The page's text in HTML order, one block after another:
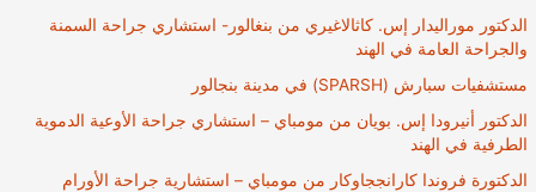
الدكتور موراليدار إس. كاثالاغيري من بنغالور- استشاري جراحة السمنة
والجراحة العامة في الهند
مستشفيات سبارش (SPARSH) في مدينة بنجالور
الدكتور أنيرودا إس. بويان من مومباي – استشاري جراحة الأوعية الدموية
الطرفية في الهند
الدكتورة فروندا كارانججاوكار من مومباي – استشارية جراحة الأورام